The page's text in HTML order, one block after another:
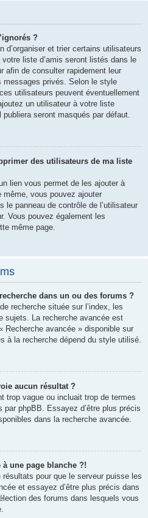
?
et trier certains utilisateurs
liste d’amis seront listés dans le
afin de consulter rapidement leur
messages privés. Selon le style
utilisateurs peuvent éventuellement
un utilisateur à votre liste
seront masqués par défaut.
des utilisateurs de ma liste
lien vous permet de les ajouter à
même, vous pouvez ajouter
le panneau de contrôle de l’utilisateur
Vous pouvez également les
même page.
dans un ou des forums ?
recherche située sur l’index, les
sujets. La recherche avancée est
Recherche avancée » disponible sur
à la recherche dépend du style utilisé.
aucun résultat ?
trop vague ou incluait trop de termes
phpBB. Essayez d’être plus précis
dans la recherche avancée.
une page blanche ?!
pour que le serveur puisse les
et essayez d’être plus précis dans
des forums dans lesquels vous